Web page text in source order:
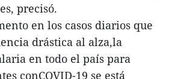
precisó.
en los casos diarios que
drástica al alza,la
en todo el país para
conCOVID-19 se está